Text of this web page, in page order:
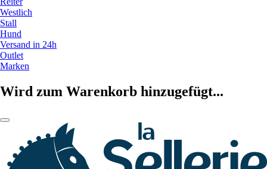
Westlich
Stall
Hund
Versand in 24h
Outlet
Marken
Wird zum Warenkorb hinzugefügt...